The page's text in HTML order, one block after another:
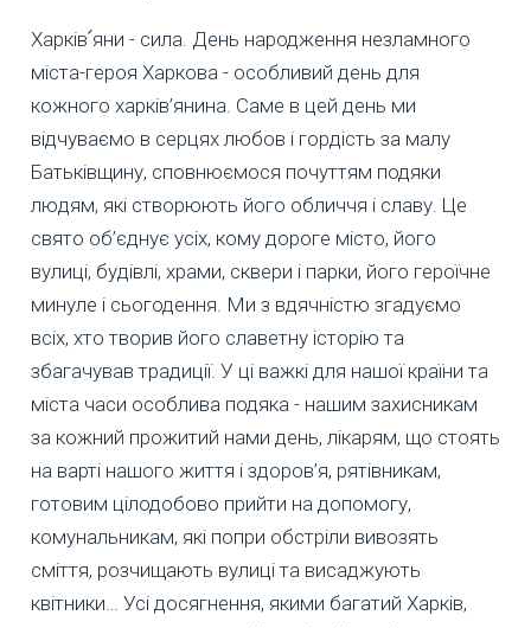
Харків՛яни - сила. День народження незламного
міста-героя Харкова - особливий день для
кожного харків’янина. Саме в цей день ми
відчуваємо в серцях любов і гордість за малу
Батьківщину, сповнюємося почуттям подяки
людям, які створюють його обличчя і славу. Це
свято об’єднує усіх, кому дороге місто, його
вулиці, будівлі, храми, сквери і парки, його героїчне
минуле і сьогодення. Ми з вдячністю згадуємо
всіх, хто творив його славетну історію та
збагачував традиції. У ці важкі для нашої країни та
міста часи особлива подяка - нашим захисникам
за кожний прожитий нами день, лікарям, що стоять
на варті нашого життя і здоров’я, рятівникам,
готовим цілодобово прийти на допомогу,
комунальникам, які попри обстріли вивозять
сміття, розчищають вулиці та висаджують
квітники… Усі досягнення, якими багатий Харків,